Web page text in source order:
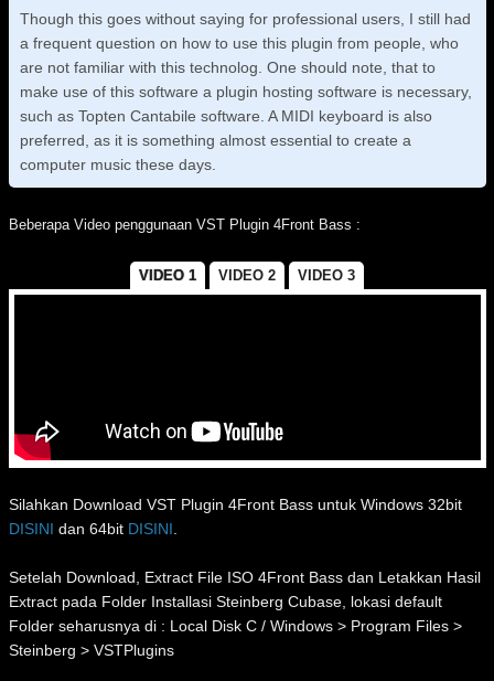
Though this goes without saying for professional users, I still had
a frequent question on how to use this plugin from people, who
are not familiar with this technolog. One should note, that to
make use of this software a plugin hosting software is necessary,
such as Topten Cantabile software. A MIDI keyboard is also
preferred, as it is something almost essential to create a
computer music these days.
Beberapa Video penggunaan VST Plugin 4Front Bass :
VIDEO 1 VIDEO 2 VIDEO 3
Silahkan Download VST Plugin 4Front Bass untuk Windows 32bit
DISINI dan 64bit DISINI
Setelah Download, Extract File ISO 4Front Bass dan Letakkan Hasil
Extract pada Folder Installasi Steinberg Cubase, lokasi default
Folder seharusnya di : Local Disk C / Windows > Program Files >
Steinberg > VSTPlugins